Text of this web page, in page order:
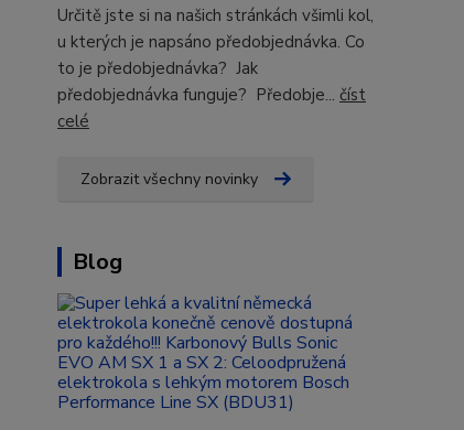
Určitě jste si na našich stránkách všimli kol,
u kterých je napsáno předobjednávka. Co
to je předobjednávka? Jak
předobjednávka funguje? Předobje... číst
celé
Zobrazit všechny novinky
Blog